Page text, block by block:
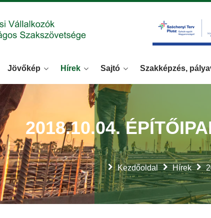
Jövőkép Hírek Sajtó Szakképzés,
Kezdőoldal Hírek
2018.10.04.